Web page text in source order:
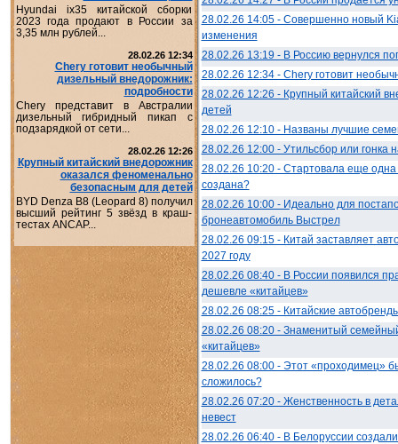
Hyundai ix35 китайской сборки
2023 года продают в России за
3,35 млн рублей...
28.02.26 12:34
Chery готовит необычный
дизельный внедорожник:
подробности
Chery представит в Австралии
дизельный гибридный пикап с
подзарядкой от сети...
28.02.26 12:26
Крупный китайский внедорожник
оказался феноменально
безопасным для детей
BYD Denza B8 (Leopard 8) получил
высший рейтинг 5 звёзд в краш-
тестах ANCAP...
28.02.26 14:05 - Совершенно новый
изменения
28.02.26 13:19 - В Россию вернулся
28.02.26 12:34 - Chery готовит
28.02.26 12:26 - Крупный китайский
детей
28.02.26 12:10 - Названы лучшие
28.02.26 12:00 - Утильсбор или
28.02.26 10:20 - Стартовала еще
создана?
28.02.26 10:00 - Идеально для
бронеавтомобиль Выстрел
28.02.26 09:15 - Китай заставляет
2027 году
28.02.26 08:40 - В России появился
дешевле «китайцев»
28.02.26 08:25 - Китайские
28.02.26 08:20 - Знаменитый
«китайцев»
28.02.26 08:00 - Этот «проходимец»
сложилось?
28.02.26 07:20 - Женственность в
невест
28.02.26 06:40 - В Белоруссии